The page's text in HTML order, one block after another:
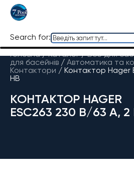
Search for:
Головна / Каталог/Все для
для басейнів / Автоматика та
Контактори / Контактор Hager
НВ
КОНТАКТОР HAGER
ESC263 230 В/63 A,